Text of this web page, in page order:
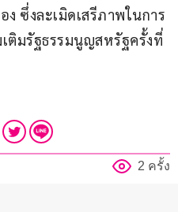
ง ซึ่งละเมิดเสรีภาพในการ
ติมรัฐธรรมนูญสหรัฐครั้งที่
2 ครั้ง